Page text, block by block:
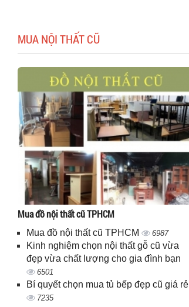
MUA NỘI THẤT CŨ
Mua đồ nội thất cũ TPHCM
Mua đồ nội thất cũ TPHCM 6987
Kinh nghiệm chọn nội thất gỗ cũ vừa
đẹp vừa chất lượng cho gia đình bạn
6501
Bí quyết chọn mua tủ bếp đẹp cũ giá rẻ
7235